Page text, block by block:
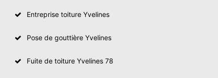
Entreprise toiture Yvelines
Pose de gouttière Yvelines
Fuite de toiture Yvelines 78